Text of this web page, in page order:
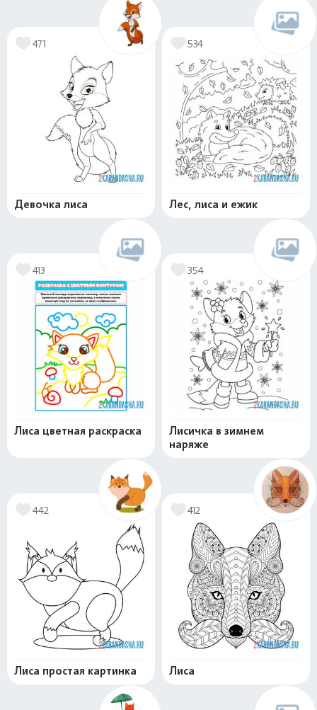
471
Девочка лиса
534
Лес, лиса и ежик
413
Лиса цветная раскраска
354
Лисичка в зимнем
наряже
442
Лиса простая картинка
412
Лиса